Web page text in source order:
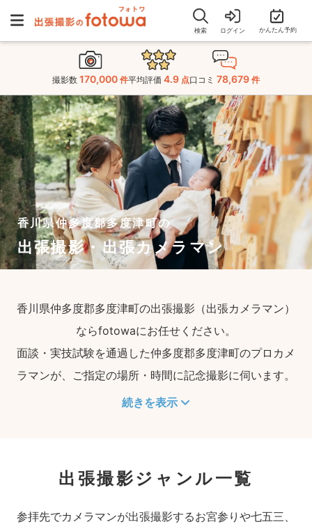
検索 ログイン かんたん予約
撮影数 170,000 件平均評価 4.9 点口コミ 78,679 件
香川県仲多度郡多度津町の
出張撮影・出張カメラマン
香川県仲多度郡多度津町の出張撮影（出張カメラマン）
ならfotowaにお任せください。
面談・実技試験を通過した仲多度郡多度津町のプロカメ
ラマンが、ご指定の場所・時間に記念撮影に伺います。
続きを表示
出張撮影ジャンル一覧
参拝先でカメラマンが出張撮影するお宮参りや七五三、